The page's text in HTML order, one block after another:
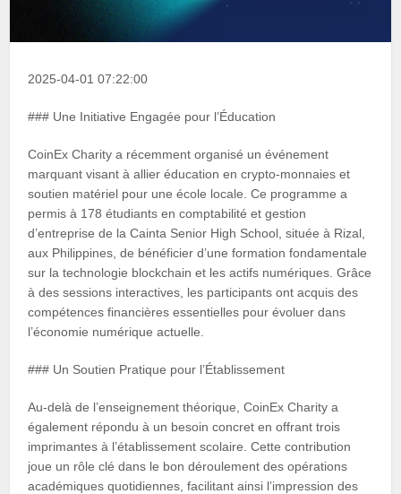
2025-04-01 07:22:00
### Une Initiative Engagée pour l’Éducation
CoinEx Charity a récemment organisé un événement
marquant visant à allier éducation en crypto-monnaies et
soutien matériel pour une école locale. Ce programme a
permis à 178 étudiants en comptabilité et gestion
d’entreprise de la Cainta Senior High School, située à Rizal,
aux Philippines, de bénéficier d’une formation fondamentale
sur la technologie blockchain et les actifs numériques. Grâce
à des sessions interactives, les participants ont acquis des
compétences financières essentielles pour évoluer dans
l’économie numérique actuelle.
### Un Soutien Pratique pour l’Établissement
Au-delà de l’enseignement théorique, CoinEx Charity a
également répondu à un besoin concret en offrant trois
imprimantes à l’établissement scolaire. Cette contribution
joue un rôle clé dans le bon déroulement des opérations
académiques quotidiennes, facilitant ainsi l’impression des